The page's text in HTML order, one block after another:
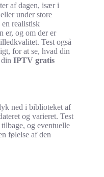
af dagen, især i
under store
realistisk
er, og om der er
Test også
for at se, hvad din
IPTV gratis
ned i biblioteket af
og varieret. Test
og eventuelle
følelse af den